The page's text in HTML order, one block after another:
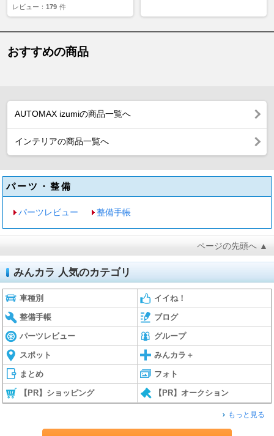
レビュー： 179 件
おすすめの商品
AUTOMAX izumiの商品一覧へ
インテリアの商品一覧へ
パーツ・整備
パーツレビュー 整備手帳
ページの先頭へ ▲
みんカラ 人気のカテゴリ
車種別 イイね！
整備手帳 ブログ
パーツレビュー グループ
スポット みんカラ＋
まとめ フォト
【PR】ショッピング 【PR】オークション
もっと見る